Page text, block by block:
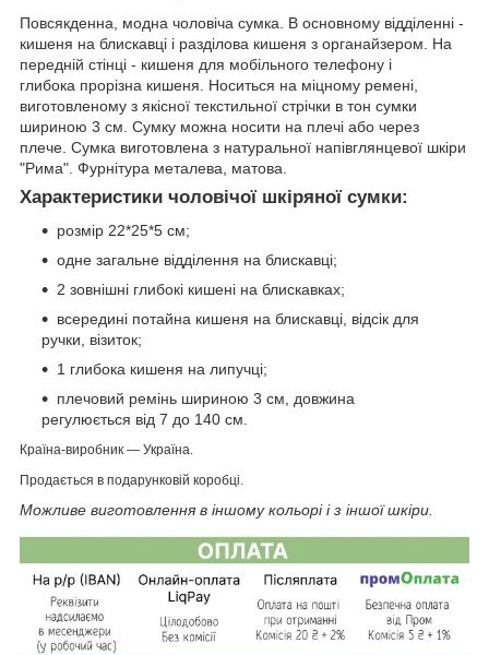
Повсякденна, модна чоловіча сумка. В основному відділенні -
кишеня на блискавці і разділова кишеня з органайзером. На
передній стінці - кишеня для мобільного телефону і
глибока прорізна кишеня. Носиться на міцному ремені,
виготовленому з якісної текстильної стрічки в тон сумки
шириною 3 см. Сумку можна носити на плечі або через
плече. Сумка виготовлена з натуральної напівглянцевої шкіри
"Рима". Фурнітура металева, матова.
Характеристики чоловічої шкіряної сумки:
розмір 22*25*5 см;
одне загальне відділення на блискавці;
2 зовнішні глибокі кишені на блискавках;
всередині потайна кишеня на блискавці, відсік для
ручки, візиток;
1 глибока кишеня на липучці;
плечовий ремінь шириною 3 см, довжина
регулюється від 7 до 140 см.
Країна-виробник — Україна.
Продається в подарунковій коробці.
Можливе виготовлення в іншому кольорі і з іншої шкіри.